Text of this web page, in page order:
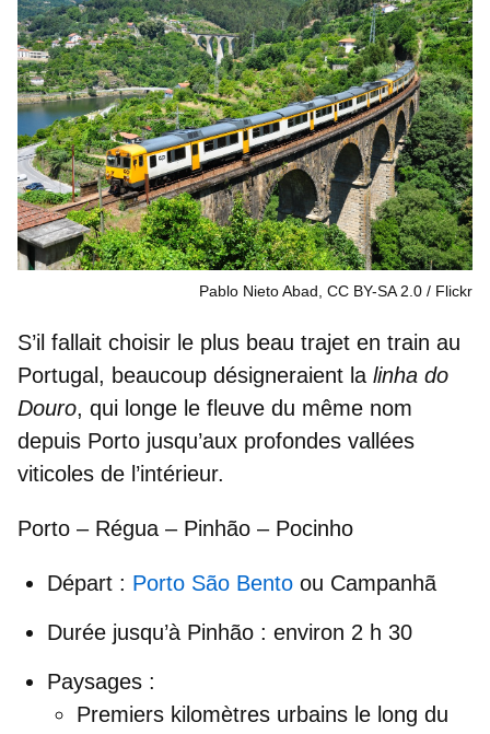
Pablo Nieto Abad, CC BY-SA 2.0 Flickr
S’il fallait choisir le plus beau trajet en train au
Portugal , beaucoup désigneraient la linha do
Douro, qui longe le fleuve du même nom
depuis Porto jusqu’aux profondes vallées
viticoles de l’intérieur.
Porto – Régua – Pinhão – Pocinho
Départ : Porto São Bento ou Campanhã
Durée jusqu’à Pinhão : environ 2 h 30
Paysages :
Premiers kilomètres urbains le long du